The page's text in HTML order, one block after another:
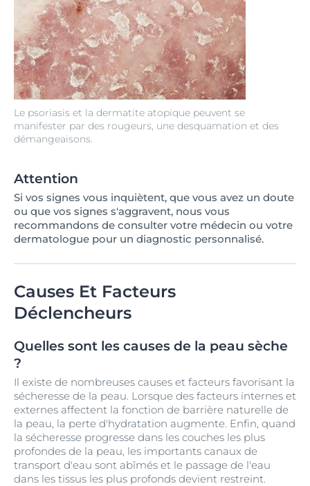
Le psoriasis et la dermatite atopique peuvent se
manifester par des rougeurs, une desquamation et des
démangeaisons.
Attention
Si vos signes vous inquiètent, que vous avez un doute
ou que vos signes s'aggravent, nous vous
recommandons de consulter votre médecin ou votre
dermatologue pour un diagnostic personnalisé.
Causes Et Facteurs
Déclencheurs
Quelles sont les causes de la peau sèche
?
Il existe de nombreuses causes et facteurs favorisant la
sécheresse de la peau. Lorsque des facteurs internes et
externes affectent la fonction de barrière naturelle de
la peau, la perte d'hydratation augmente. Enfin, quand
la sécheresse progresse dans les couches les plus
profondes de la peau, les importants canaux de
transport d'eau sont abîmés et le passage de l'eau
dans les tissus les plus profonds devient restreint.